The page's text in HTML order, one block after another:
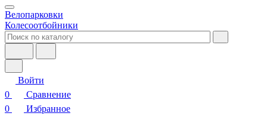
Велопарковки
Колесоотбойники
Войти
0
Сравнение
0
Избранное